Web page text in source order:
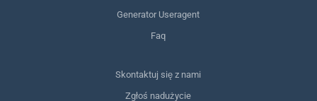
Generator Useragent
Faq
Skontaktuj się z nami
Zgłoś nadużycie